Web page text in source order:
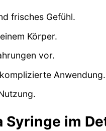
frisches Gefühl.
Körper.
vor.
Anwendung.
Syringe im